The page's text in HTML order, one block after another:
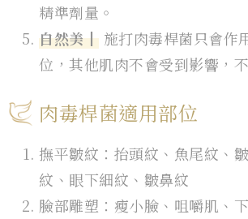
精準劑量。
自然美┃ 施打肉毒桿菌只會作
位，其他肌肉不會受到影響，
肉毒桿菌適用部位
撫平皺紋：抬頭紋、魚尾紋、
紋、眼下細紋、皺鼻紋
臉部雕塑：瘦小臉、咀嚼肌、